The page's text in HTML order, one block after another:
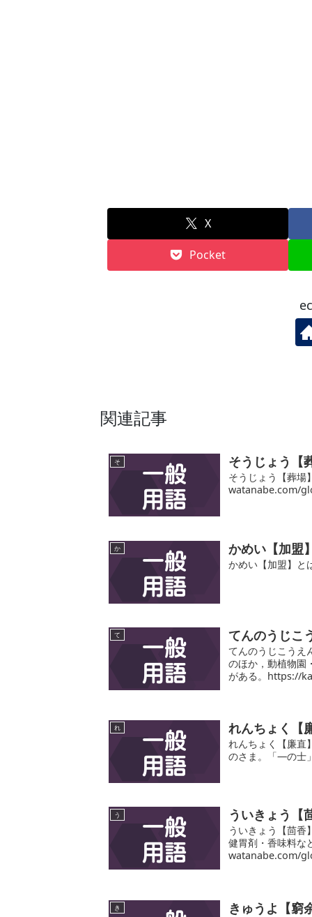
X
Pocket
関連記事
そ そうじょう【
そうじょう【葬
watanabe.com/
か かめい【加盟
かめい【加盟】と
て てんのうじこ
てんのうじこうえ
のほか，動植物園
がある。https://
れ れんちょく【
れんちょく【廉直
のさま。「―の
う ういきょう【
ういきょう【茴香
健胃剤・香味料
watanabe.com/
き きゅうよ【窮